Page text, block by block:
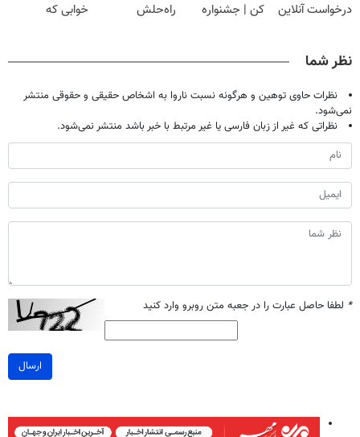
درخواست آنلاین
کن | جشنواره
راه‌حلش
خوابی که
نظر شما
نظرات حاوی توهین و هرگونه نسبت ناروا به اشخاص حقیقی و حقوقی منتشر
نمی‌شود.
نظراتی که غیر از زبان فارسی یا غیر مرتبط با خبر باشد منتشر نمی‌شود.
* لطفا حاصل عبارت را در جعبه متن روبرو وارد کنید
ارسال